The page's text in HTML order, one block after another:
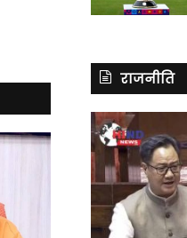
राजनीति